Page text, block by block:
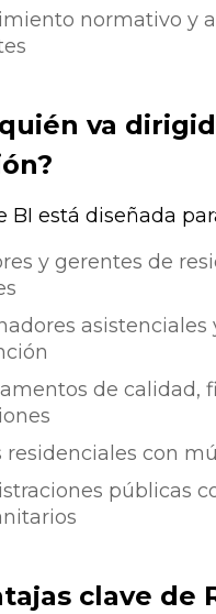
normativo y
va
BI está diseñada
y gerentes de
asistenciales
de calidad,
residenciales con
públicas
clave de